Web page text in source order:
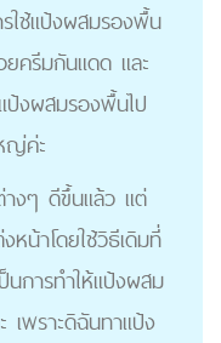
ใช้แป้งผสมรองพื้น
ยครีมกันแดด และ
ป้งผสมรองพื้นไป
ญ่ค่ะ
างๆ ดีขึ้นแล้ว แต่
น้าโดยใช้วิธีเดิมที่
นการทำให้แป้งผสม
เพราะดิฉันทาแป้ง